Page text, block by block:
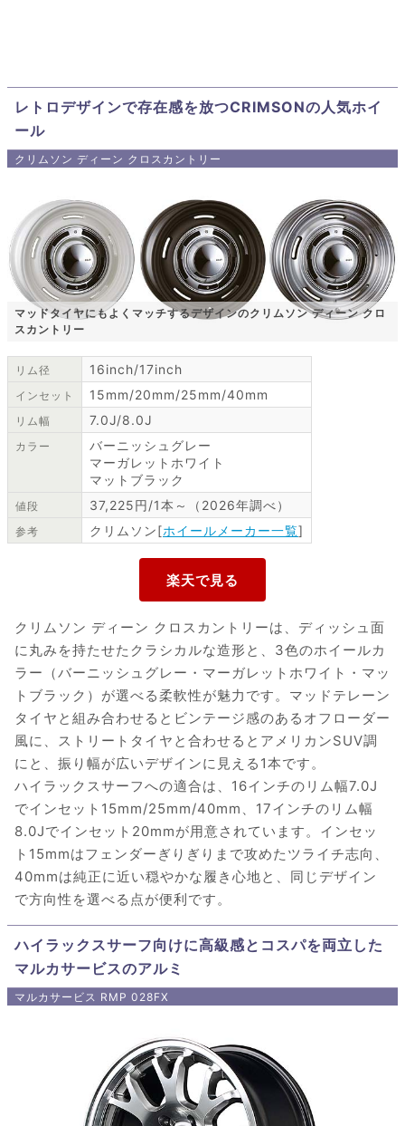
レトロデザインで存在感を放つCRIMSONの人気ホイ
ール
クリムソン ディーン クロスカントリー
マッドタイヤにもよくマッチするデザインのクリムソン ディーン クロ
スカントリー
リム径 16inch/17inch
インセット 15mm/20mm/25mm/40mm
リム幅 7.0J/8.0J
カラー
バーニッシュグレー
マーガレットホワイト
マットブラック
値段 37,225円/1本～（2026年調べ）
参考 クリムソン[ホイールメーカー一覧]
クリムソン ディーン クロスカントリーは、ディッシュ面
に丸みを持たせたクラシカルな造形と、3色のホイールカ
ラー（バーニッシュグレー・マーガレットホワイト・マッ
トブラック）が選べる柔軟性が魅力です。マッドテレーン
タイヤと組み合わせるとビンテージ感のあるオフローダー
風に、ストリートタイヤと合わせるとアメリカンSUV調
にと、振り幅が広いデザインに見える1本です。
ハイラックスサーフへの適合は、16インチのリム幅7.0J
でインセット15mm/25mm/40mm、17インチのリム幅
8.0Jでインセット20mmが用意されています。インセッ
ト15mmはフェンダーぎりぎりまで攻めたツライチ志向、
40mmは純正に近い穏やかな履き心地と、同じデザイン
で方向性を選べる点が便利です。
ハイラックスサーフ向けに高級感とコスパを両立した
マルカサービスのアルミ
マルカサービス RMP 028FX